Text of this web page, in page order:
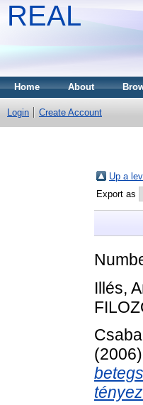
REAL
Home About
Login Create Account
Up a
Export as
Illés,
(2006)